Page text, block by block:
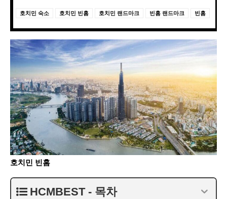
호치민 숙소 호치민 빈홈 호치민 랜드마크 빈홈 랜드마크 빈홈
호치민 빈홈
HCMBEST - 목차